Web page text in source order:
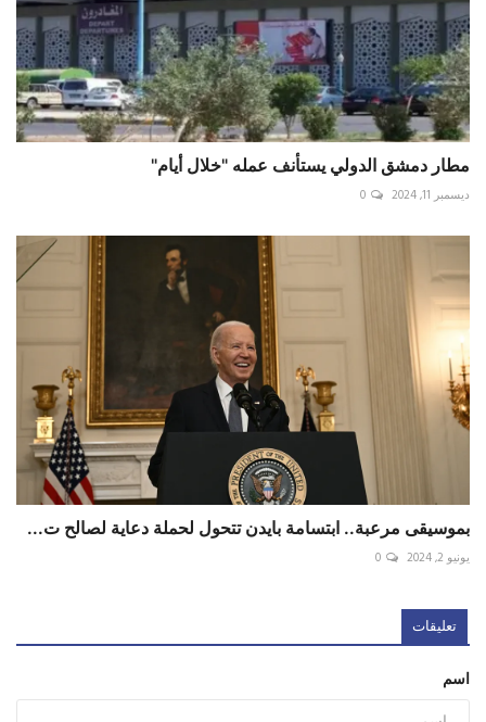
مطار دمشق الدولي يستأنف عمله "خلال أيام"
ديسمبر 11, 2024 0
بموسيقى مرعبة.. ابتسامة بايدن تتحول لحملة دعاية لصالح ت...
يونيو 2, 2024 0
تعليقات
اسم